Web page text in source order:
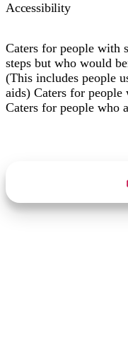
Accessibility
Caters for people
steps but who would
(This includes people
aids) Caters for people
Caters for people who